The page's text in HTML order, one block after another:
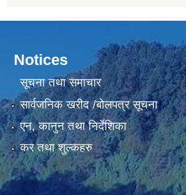
Notices
सूचना तथा समाचार
सार्वजनिक खरीद /बोलपत्र सूचना
एन, कानुन तथा निर्देशिका
कर तथा शुल्कहरु